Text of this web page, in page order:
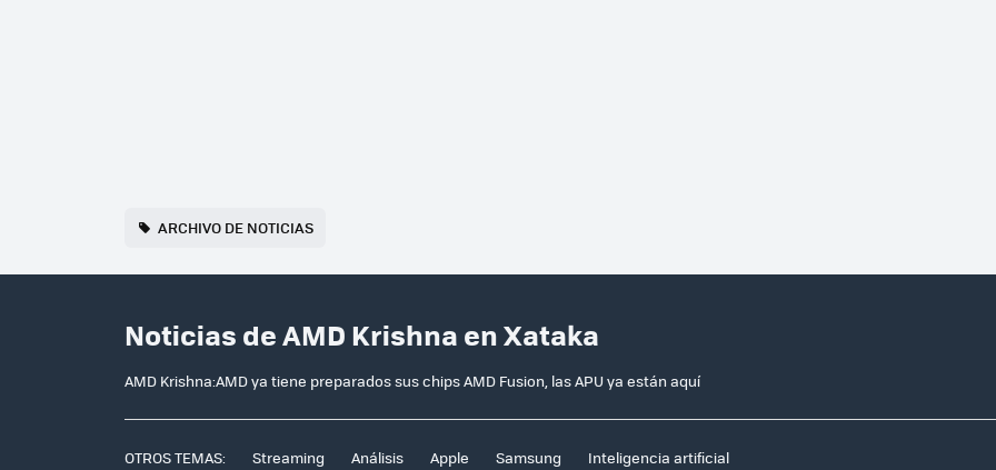
ARCHIVO DE NOTICIAS
Noticias de AMD Krishna en Xataka
AMD Krishna:AMD ya tiene preparados sus chips AMD Fusion, las APU ya están aquí
OTROS TEMAS: Streaming Análisis Apple Samsung Inteligencia artificial